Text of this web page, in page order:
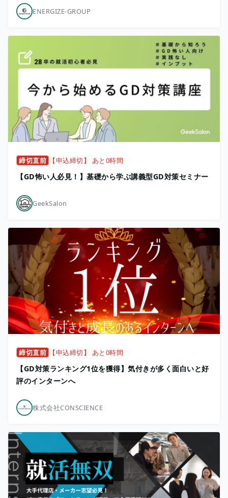
ENERGIZE-GROUP
締切直前 【申込締切】 あと0時間
【GD怖い人必見！】基礎から学ぶ講義型GD対策セミナー
GeekSalon
締切直前 【申込締切】 あと0時間
【GD対策ランキング1位を獲得】気付きが多く面白いと好
評のインターンへ
株式会社CONSCIENCE